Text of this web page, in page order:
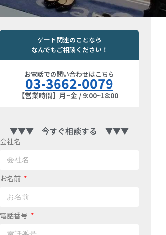
ゲート関連のことなら
なんでもご相談ください！
お電話での問い合わせはこちら
03-3662-0079
【営業時間】月~金 / 9:00~18:00
▼▼▼ 今すぐ相談する ▼▼▼
会社名
お名前
電話番号